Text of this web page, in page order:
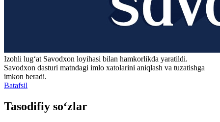
Izohli lugʻat Savodxon loyihasi bilan hamkorlikda yaratildi.
Savodxon dasturi matndagi imlo xatolarini aniqlash va tuzatishga
imkon beradi.
Batafsil
Tasodifiy so‘zlar